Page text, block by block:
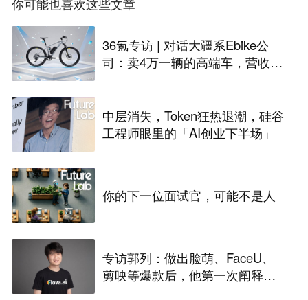
36氪专访 | 对话大疆系Ebike公
司：卖4万一辆的高端车，营收突
中层消失，Token狂热退潮，硅谷
工程师眼里的「AI创业下半场」
你的下一位面试官，可能不是人
专访郭列：做出脸萌、FaceU、
剪映等爆款后，他第一次阐释如